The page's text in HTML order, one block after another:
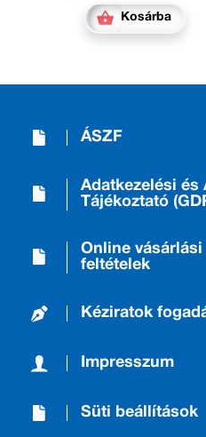
Kosárba
ÁSZF
Adatkezelési és
Tájékoztató
Online
feltételek
Kéziratok
Impresszum
Süti beállítások